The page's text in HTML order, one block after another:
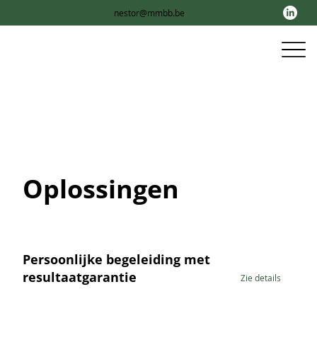
nestor@mmbb.be
Oplossingen
Persoonlijke begeleiding met
resultaatgarantie
Zie details